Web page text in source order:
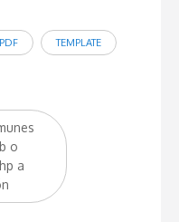
PDF TEMPLATE
o
a